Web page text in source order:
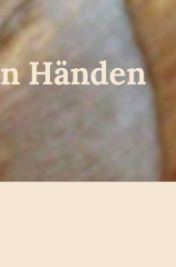
Händen